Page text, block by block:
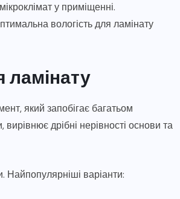
у приміщенні.
вологість для ламінату
ламінату
який запобігає багатьом
дрібні нерівності основи та
Найпопулярніші варіанти: